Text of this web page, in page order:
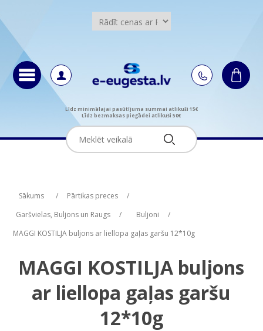
Līdz minimālajai pasūtījuma summai atlikuši 15€
Līdz bezmaksas piegādei atlikuši 50€
Sākums / Pārtikas preces
/
Garšvielas, Buljons un Raugs
/ Buljoni
/
MAGGI KOSTILJA buljons ar liellopa gaļas garšu 12*10g
MAGGI KOSTILJA buljons
ar liellopa gaļas garšu
12*10g